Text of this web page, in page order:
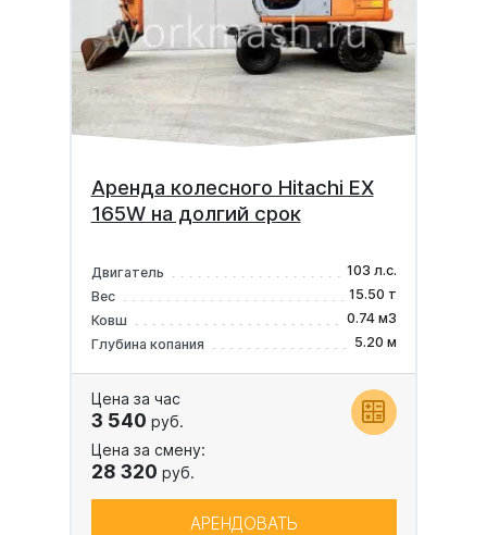
Аренда колесного Hitachi EX
165W на долгий срок
Двигатель
103 л.с.
Вес
15.50 т
Ковш
0.74 м3
Глубина копания
5.20 м
Цена за час
3 540 руб.
Цена за смену:
28 320 руб.
АРЕНДОВАТЬ